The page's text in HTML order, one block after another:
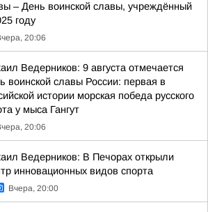
– День воинской славы, учреждённый
году
20:06
Ведерников: 9 августа отмечается
воинской славы России: первая в
истории морская победа русского
у мыса Гангут
20:06
Ведерников: В Печорах открыли
инновационных видов спорта
Вчера, 20:00